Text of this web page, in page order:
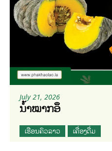
July 21, 2026
ນ້ຳໝາກອຶ
ເຮືອນຄົວລາວ ເຄື່ອງດື່ມ